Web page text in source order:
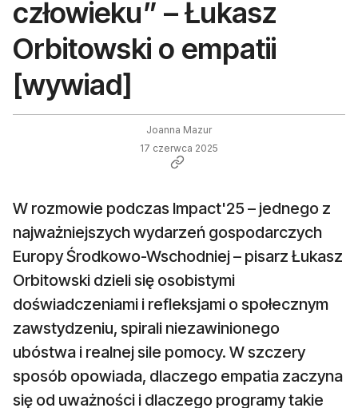
człowieku” – Łukasz
Orbitowski o empatii
[wywiad]
Joanna Mazur
17 czerwca 2025
W rozmowie podczas Impact'25 – jednego z
najważniejszych wydarzeń gospodarczych
Europy Środkowo-Wschodniej – pisarz Łukasz
Orbitowski dzieli się osobistymi
doświadczeniami i refleksjami o społecznym
zawstydzeniu, spirali niezawinionego
ubóstwa i realnej sile pomocy. W szczery
sposób opowiada, dlaczego empatia zaczyna
się od uważności i dlaczego programy takie